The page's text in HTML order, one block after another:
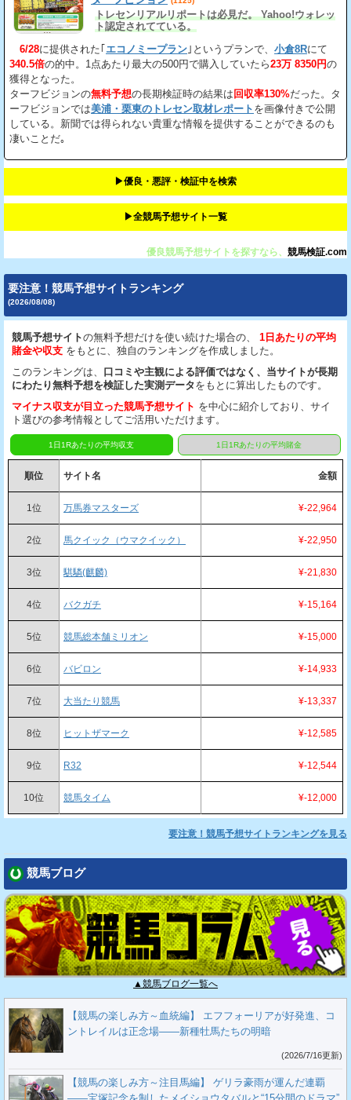
トレセンリアルリポートは必見だ。 Yahoo!ウォレッ
ト認定されてている。
6/28に提供された｢ エコノミープラン ｣というプランで、 小倉8Rにて
340.5倍の的中。1点あたり最大の500円で購入していたら23万 8350円の
獲得となった。
ターフビジョンの無料予想の長期検証時の結果は 回収率130%だった。タ
ーフビジョンでは美浦・栗東のトレセン取材レポート を画像付きで公開
している。新聞では得られない貴重な情報を提供することができるのも
凄いことだ｡
▶︎優良・悪評・検証中を検索
▶︎全競馬予想サイト一覧
優良競馬予想サイトを探すなら、 競馬検証.com
要注意！競馬予想サイトランキング
(2026/08/08)
競馬予想サイトの無料予想だけを使い続けた場合の、
1日あたりの平均
賭金や収支 をもとに、独自のランキングを作成しました。
このランキングは、 口コミや主観による評価ではなく、当サイトが長期
にわたり無料予想を検証した実測データをもとに算出したものです。
マイナス収支が目立った競馬予想サイト を中心に紹介しており、サイ
ト選びの参考情報としてご活用いただけます。
1日1Rあたりの平均収支 1日1Rあたりの平均賭金
順位 サイト名 金額
1位 万馬券マスターズ ¥-22,964
2位 馬クイック（ウマクイック） ¥-22,950
3位 騏驎(麒麟) ¥-21,830
4位 バクガチ ¥-15,164
5位 競馬総本舗ミリオン ¥-15,000
6位 バビロン ¥-14,933
7位 大当たり競馬 ¥-13,337
8位 ヒットザマーク ¥-12,585
9位 R32 ¥-12,544
10位 競馬タイム ¥-12,000
要注意！競馬予想サイトランキングを見る
競馬ブログ
▲競馬ブログ一覧へ
【競馬の楽しみ方～血統編】 エフフォーリアが好発進、コ
ントレイルは正念場――新種牡馬たちの明暗
(2026/7/16更新)
【競馬の楽しみ方～注目馬編】 ゲリラ豪雨が運んだ連覇